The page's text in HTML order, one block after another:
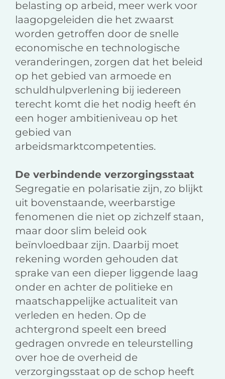
belasting op arbeid, meer werk voor
laagopgeleiden die het zwaarst
worden getroffen door de snelle
economische en technologische
veranderingen, zorgen dat het beleid
op het gebied van armoede en
schuldhulpverlening bij iedereen
terecht komt die het nodig heeft én
een hoger ambitieniveau op het
gebied van
arbeidsmarktcompetenties.
De verbindende verzorgingsstaat
Segregatie en polarisatie zijn, zo blijkt
uit bovenstaande, weerbarstige
fenomenen die niet op zichzelf staan,
maar door slim beleid ook
beïnvloedbaar zijn. Daarbij moet
rekening worden gehouden dat
sprake van een dieper liggende laag
onder en achter de politieke en
maatschappelijke actualiteit van
verleden en heden. Op de
achtergrond speelt een breed
gedragen onvrede en teleurstelling
over hoe de overheid de
verzorgingsstaat op de schop heeft